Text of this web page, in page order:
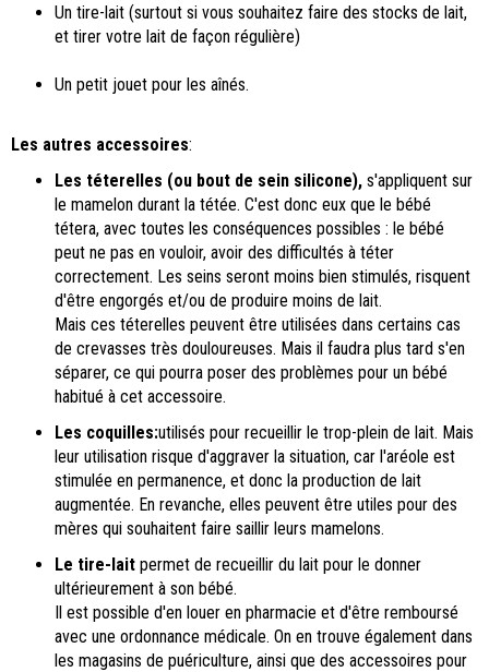
Un tire-lait (surtout si vous souhaitez faire des stocks de lait,
et tirer votre lait de façon régulière)
Un petit jouet pour les aînés.
Les autres accessoires:
Les téterelles (ou bout de sein silicone), s'appliquent sur
le mamelon durant la tétée. C'est donc eux que le bébé
tétera, avec toutes les conséquences possibles : le bébé
peut ne pas en vouloir, avoir des difficultés à téter
correctement. Les seins seront moins bien stimulés, risquent
d'être engorgés et/ou de produire moins de lait.
Mais ces téterelles peuvent être utilisées dans certains cas
de crevasses très douloureuses. Mais il faudra plus tard s'en
séparer, ce qui pourra poser des problèmes pour un bébé
habitué à cet accessoire.
Les coquilles:utilisés pour recueillir le trop-plein de lait. Mais
leur utilisation risque d'aggraver la situation, car l'aréole est
stimulée en permanence, et donc la production de lait
augmentée. En revanche, elles peuvent être utiles pour des
mères qui souhaitent faire saillir leurs mamelons.
Le tire-lait permet de recueillir du lait pour le donner
ultérieurement à son bébé.
Il est possible d'en louer en pharmacie et d'être remboursé
avec une ordonnance médicale. On en trouve également dans
les magasins de puériculture, ainsi que des accessoires pour